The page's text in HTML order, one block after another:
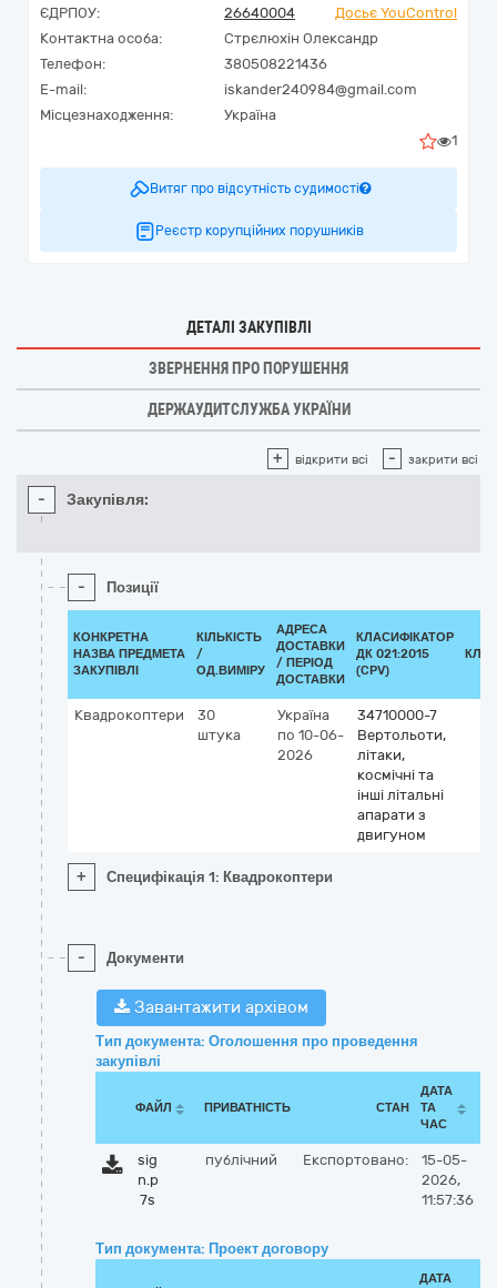
ЄДРПОУ:
26640004
Досьє YouControl
Контактна особа:
Стрєлюхін Олександр
Телефон:
380508221436
E-mail:
iskander240984@gmail.com
Місцезнаходження:
Україна
1
Витяг про відсутність судимості
Реєстр корупційних порушників
ДЕТАЛІ ЗАКУПІВЛІ
ЗВЕРНЕННЯ ПРО ПОРУШЕННЯ
ДЕРЖАУДИТСЛУЖБА УКРАЇНИ
+ відкрити всі - закрити всі
- Закупівля:
- Позиції
КОНКРЕТНА
НАЗВА ПРЕДМЕТА
ЗАКУПІВЛІ
КІЛЬКІСТЬ
/
ОД.ВИМІРУ
АДРЕСА
ДОСТАВКИ
/ ПЕРІОД
ДОСТАВКИ
КЛАСИФІКАТОР
ДК 021:2015
(CPV)
Квадрокоптери
30
штука
Україна
по 10-06-
2026
34710000-7
Вертольоти,
літаки,
космічні та
інші літальні
апарати з
двигуном
+ Специфікація 1: Квадрокоптери
- Документи
Завантажити архівом
Тип документа: Оголошення про проведення
закупівлі
ФАЙЛ ПРИВАТНІСТЬ СТАН
ДАТА
ТА
ЧАС
sig
n.p
7s
публічний Експортовано:
15-05-
2026,
11:57:36
Тип документа: Проект договору
ДАТА